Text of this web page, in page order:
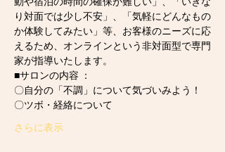
り対面では少し不安」、「気軽にどんなもの
か体験してみたい」等、お客様のニーズに応
えるため、オンラインという非対面型で専門
家が指導いたします。
■サロンの内容 ：
〇自分の「不調」について気づいみよう！
〇ツボ・経絡について
さらに表示